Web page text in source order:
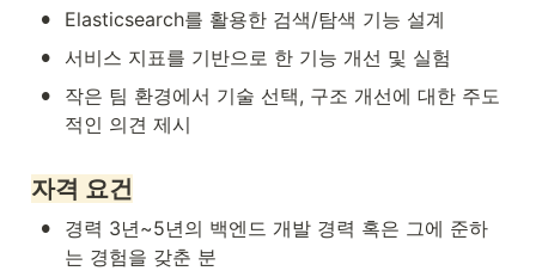
• Elasticsearch를 활용한 검색/탐색 기능 설계
• 서비스 지표를 기반으로 한 기능 개선 및 실험
•
작은 팀 환경에서 기술 선택, 구조 개선에 대한 주도
적인 의견 제시
자격 요건
•
경력 3년~5년의 백엔드 개발 경력 혹은 그에 준하
는 경험을 갖춘 분